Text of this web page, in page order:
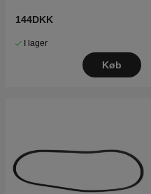
144DKK
I lager
Køb